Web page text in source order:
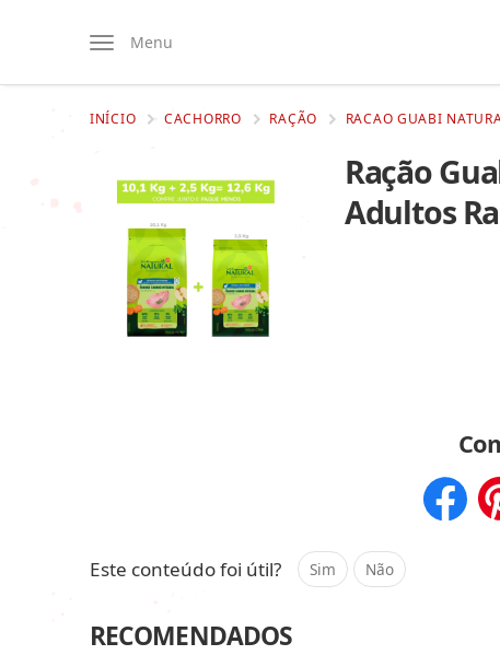
Menu
INÍCIO CACHORRO RAÇÃO RACAO GUABI
Ração
Adultos
Este conteúdo foi útil? Sim Não
RECOMENDADOS